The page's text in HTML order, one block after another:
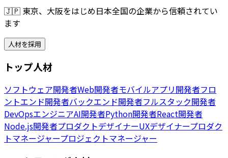
🇯🇵 東京、大阪をはじめ日本全国の企業から信頼されてい
ます
人材を採用
トップ人材
ソフトウェア開発者Web開発者モバイルアプリ開発者フロ
ントエンド開発者バックエンド開発者フルスタック開発者
DevOpsエンジニアAI開発者Python開発者React開発者
Node.js開発者プロダクトデザイナーUXデザイナープロダク
トマネージャープロジェクトマネージャー